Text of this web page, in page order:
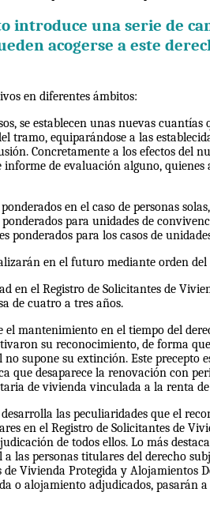
introduce una serie de
acogerse a este
en diferentes ámbitos:
se establecen unas nuevas
tramo, equiparándose a las
Concretamente a los efectos del
informe de evaluación alguno,
en el caso de personas solas,
para unidades de
ponderados para los casos de
en el futuro mediante orden
en el Registro de Solicitantes de
de cuatro a tres años.
el mantenimiento en el tiempo del
su reconocimiento, de forma
supone su extinción. Este precepto
que desaparece la renovación con
de vivienda vinculada a la renta
las peculiaridades que el
en el Registro de Solicitantes de
de todos ellos. Lo más
las personas titulares del derecho
de Vivienda Protegida y Alojamientos
o alojamiento adjudicados, pasarán